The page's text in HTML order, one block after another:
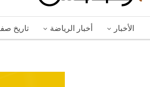
الأخبار أخبار الرياضة تاريخ